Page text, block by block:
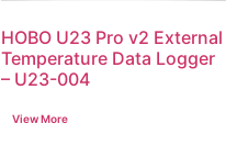
HOBO U23 Pro v2 External
Temperature Data Logger
– U23-004